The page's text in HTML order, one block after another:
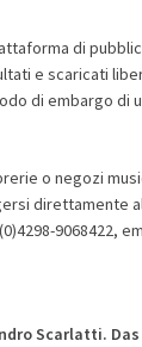
di
e scaricati
di embargo di
o negozi
direttamente
9068422,
Scarlatti.